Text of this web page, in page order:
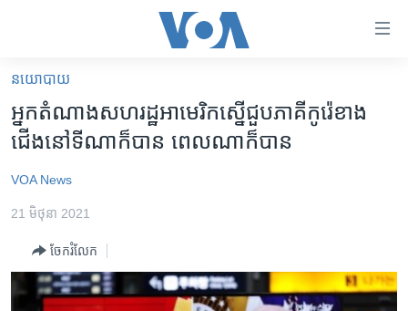
គេហទំព័រ​
ទាក់ទង
រំលង​
និង​
ទំព័រ​
ម្តង
អន្តរជាតិ
ហេឡូវីអូអេ
កម្ពុជាច្នៃប្រតិដ្ឋ
ព្រឹត្តិការណ៍ព័ត៌មាន
នយោបាយ
អ្នកតំណាងសហរដ្ឋអាមេរិកស្នើជួបភាគីកូរ៉េខាង
ជើងនៅទីណាក៏បាន ពេលណាក៏បាន
VOA News
21 មិថុនា 2021
ចែករំលែក